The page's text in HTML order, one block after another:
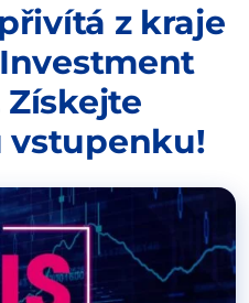
z kraje
Získejte
vstupenku!